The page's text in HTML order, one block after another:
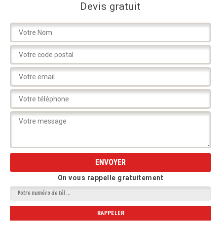
Devis gratuit
On vous rappelle gratuitement